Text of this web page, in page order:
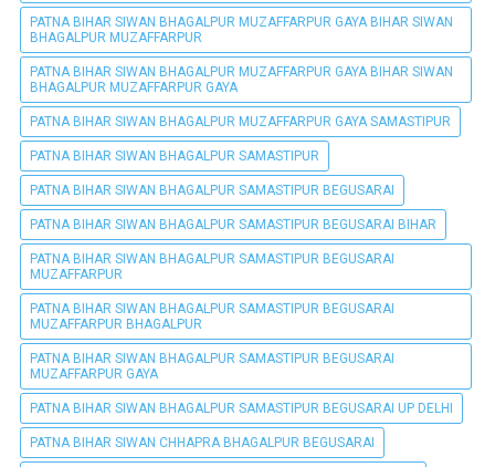
PATNA BIHAR SIWAN BHAGALPUR MUZAFFARPUR GAYA BIHAR SIWAN
BHAGALPUR MUZAFFARPUR
PATNA BIHAR SIWAN BHAGALPUR MUZAFFARPUR GAYA BIHAR SIWAN
BHAGALPUR MUZAFFARPUR GAYA
PATNA BIHAR SIWAN BHAGALPUR MUZAFFARPUR GAYA SAMASTIPUR
PATNA BIHAR SIWAN BHAGALPUR SAMASTIPUR
PATNA BIHAR SIWAN BHAGALPUR SAMASTIPUR BEGUSARAI
PATNA BIHAR SIWAN BHAGALPUR SAMASTIPUR BEGUSARAI BIHAR
PATNA BIHAR SIWAN BHAGALPUR SAMASTIPUR BEGUSARAI
MUZAFFARPUR
PATNA BIHAR SIWAN BHAGALPUR SAMASTIPUR BEGUSARAI
MUZAFFARPUR BHAGALPUR
PATNA BIHAR SIWAN BHAGALPUR SAMASTIPUR BEGUSARAI
MUZAFFARPUR GAYA
PATNA BIHAR SIWAN BHAGALPUR SAMASTIPUR BEGUSARAI UP DELHI
PATNA BIHAR SIWAN CHHAPRA BHAGALPUR BEGUSARAI